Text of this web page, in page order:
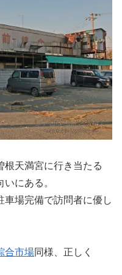
根天満宮に行き当たる
にある。
車場完備で訪問者に優し
合市場同様、正しく